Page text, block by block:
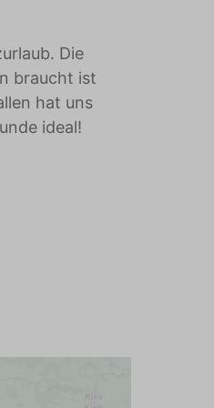
Die
braucht ist
hat uns
ideal!